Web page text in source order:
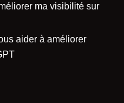
ma visibilité sur
aider à améliorer